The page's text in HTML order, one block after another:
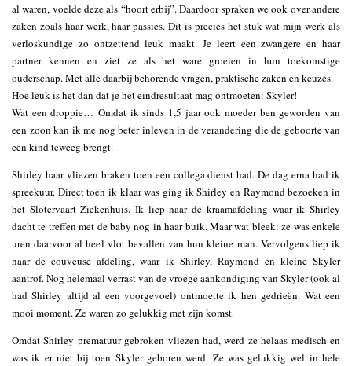
al waren, voelde deze als “hoort erbij”. Daardoor spraken we ook over andere
zaken zoals haar werk, haar passies. Dit is precies het stuk wat mijn werk als
verloskundige zo ontzettend leuk maakt. Je leert een zwangere en haar
partner kennen en ziet ze als het ware groeien in hun toekomstige
ouderschap. Met alle daarbij behorende vragen, praktische zaken en keuzes.
Hoe leuk is het dan dat je het eindresultaat mag ontmoeten: Skyler!
Wat een droppie… Omdat ik sinds 1,5 jaar ook moeder ben geworden van
een zoon kan ik me nog beter inleven in de verandering die de geboorte van
een kind teweeg brengt.
Shirley haar vliezen braken toen een collega dienst had. De dag erna had ik
spreekuur. Direct toen ik klaar was ging ik Shirley en Raymond bezoeken in
het Slotervaart Ziekenhuis. Ik liep naar de kraamafdeling waar ik Shirley
dacht te treffen met de baby nog in haar buik. Maar wat bleek: ze was enkele
uren daarvoor al heel vlot bevallen van hun kleine man. Vervolgens liep ik
naar de couveuse afdeling, waar ik Shirley, Raymond en kleine Skyler
aantrof. Nog helemaal verrast van de vroege aankondiging van Skyler (ook al
had Shirley altijd al een voorgevoel) ontmoette ik hen gedrieën. Wat een
mooi moment. Ze waren zo gelukkig met zijn komst.
Omdat Shirley prematuur gebroken vliezen had, werd ze helaas medisch en
was ik er niet bij toen Skyler geboren werd. Ze was gelukkig wel in hele